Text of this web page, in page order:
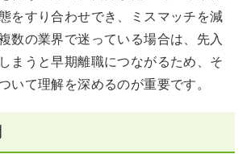
をすり合わせでき、ミスマッチを減
数の業界で迷っている場合は、先入
まうと早期離職につながるため、そ
いて理解を深めるのが重要です。